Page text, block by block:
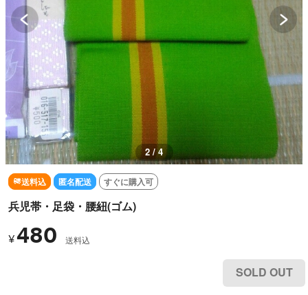
2 / 4
送料込 匿名配送 すぐに購入可
兵児帯・足袋・腰紐(ゴム)
¥480 送料込
SOLD OUT